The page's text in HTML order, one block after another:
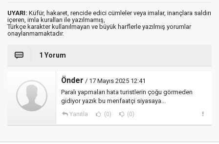
UYARI: Küfür, hakaret, rencide edici cümleler veya imalar, inançlara saldırı
içeren, imla kuralları ile yazılmamış,
Türkçe karakter kullanılmayan ve büyük harflerle yazılmış yorumlar
onaylanmamaktadır.
1 Yorum
Önder / 17 Mayıs 2025 12:41
Paralı yapmaları hata turistlerin çoğu görmeden
gidiyor yazık bu menfaatçi siyasaya...
Yanıtla (0) (0)